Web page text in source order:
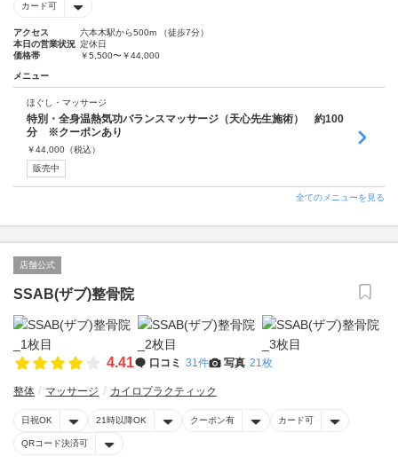
カード可
アクセス
六本木駅から500m （徒歩7分）
本日の営業状況 定休日
価格帯
￥5,500〜￥44,000
メニュー
ほぐし・マッサージ
特別・全身温熱気功バランスマッサージ（天心先生施術） 約100
分 ※クーポンあり
￥44,000 （税込）
販売中
全てのメニューを見る
店舗公式
SSAB(ザブ)整骨院
4.41 口コミ 31件 写真 21枚
整体 マッサージ カイロプラクティック
日祝OK 21時以降OK クーポン有 カード可
QRコード決済可